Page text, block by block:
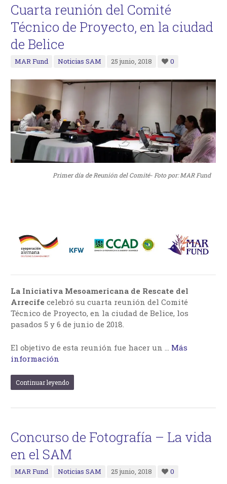
Cuarta reunión del Comité
Técnico de Proyecto, en la ciudad
de Belice
MAR Fund Noticias SAM 25 junio, 2018 0
Primer día de Reunión del Comité- Foto por: MAR Fund
La Iniciativa Mesoamericana de Rescate del
Arrecife celebró su cuarta reunión del Comité
Técnico de Proyecto, en la ciudad de Belice, los
pasados 5 y 6 de junio de 2018.
El objetivo de esta reunión fue hacer un … Más
información
Continuar leyendo
Concurso de Fotografía – La vida
en el SAM
MAR Fund Noticias SAM 25 junio, 2018 0